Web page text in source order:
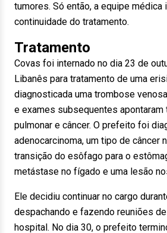
tumores. Só então, a equipe médica
continuidade do tratamento.
Tratamento
Covas foi internado no dia 23 de
Libanês para tratamento de uma
diagnosticada uma trombose
e exames subsequentes
pulmonar e câncer. O prefeito foi
adenocarcinoma, um tipo de câncer
transição do esôfago para o
metástase no fígado e uma lesão
Ele decidiu continuar no cargo
despachando e fazendo reuniões
hospital. No dia 30, o prefeito